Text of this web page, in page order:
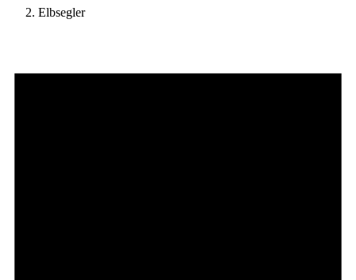
Elbsegler